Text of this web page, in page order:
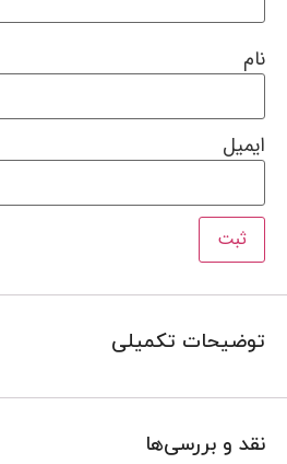
نام
ایمیل
توضیحات تکمیلی
نقد و بررسی‌ها